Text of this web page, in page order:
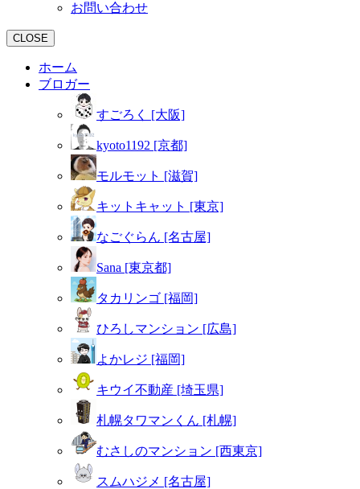
お問い合わせ
CLOSE
ホーム
ブロガー
すごろく [大阪]
kyoto1192 [京都]
モルモット [滋賀]
キットキャット [東京]
なごぐらん [名古屋]
Sana [東京都]
タカリンゴ [福岡]
ひろしマンション [広島]
よかレジ [福岡]
キウイ不動産 [埼玉県]
札幌タワマンくん [札幌]
むさしのマンション [西東京]
スムハジメ [名古屋]